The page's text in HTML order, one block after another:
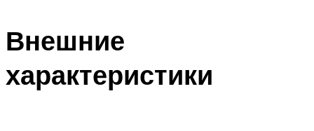
Внешние
характеристики